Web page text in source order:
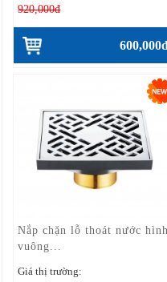
920,000đ
Nắp chặn lỗ thoát nước hình
vuông...
Giá thị trường: